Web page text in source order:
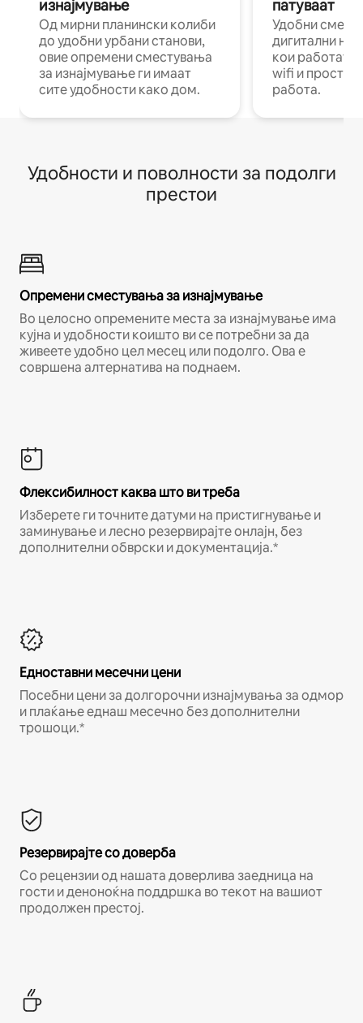
изнајмување
Од мирни планински колиби
до удобни урбани станови,
овие опремени сместувања
за изнајмување ги имаат
сите удобности како дом.
патуваат
Удобни
дигитални
кои работат
wifi и
работа.
Удобности и поволности за подолги
престои
Опремени сместувања за изнајмување
Во целосно опремените места за изнајмување има
кујна и удобности коишто ви се потребни за да
живеете удобно цел месец или подолго. Ова е
совршена алтернатива на поднаем.
Флексибилност каква што ви треба
Изберете ги точните датуми на пристигнување и
заминување и лесно резервирајте онлајн, без
дополнителни обврски и документација.*
Едноставни месечни цени
Посебни цени за долгорочни изнајмувања за одмор
и плаќање еднаш месечно без дополнителни
трошоци.*
Резервирајте со доверба
Со рецензии од нашата доверлива заедница на
гости и деноноќна поддршка во текот на вашиот
продолжен престој.